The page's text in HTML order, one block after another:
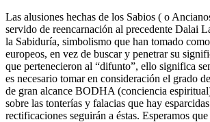
Las alusiones hechas de los Sabios ( o
servido de reencarnación al precedente Dalai
la Sabiduría, simbolismo que han tomado
europeos, en vez de buscar y penetrar su
que pertenecieron al “difunto”, ello significa
es necesario tomar en consideración el grado
de gran alcance BODHA (conciencia
sobre las tonterías y falacias que hay
rectificaciones seguirán a éstas. Esperamos que